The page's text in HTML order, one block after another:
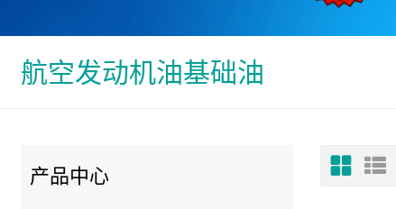
航空发动机油基础油
产品中心